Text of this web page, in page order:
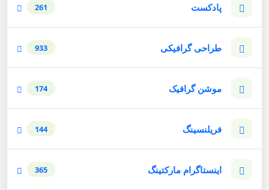
پادکست 261
طراحی گرافیکی 933
موشن گرافیک 174
فریلنسینگ 144
اینستاگرام مارکتینگ 365